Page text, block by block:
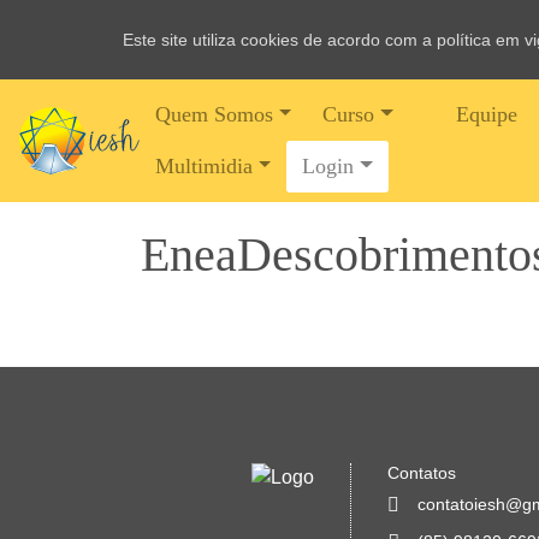
Quem Somos Curso Equipe
Multimidia Login
Contatos
Este site utiliza cookies de acordo com a política em